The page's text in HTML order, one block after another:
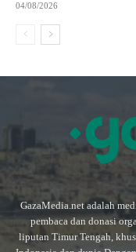
04/08/2026
GazaMedia.net adalah
pembaca dan donasi
liputan Timur Tengah,